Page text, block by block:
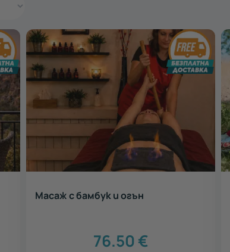
Масаж с бамбук и огън
76.50€